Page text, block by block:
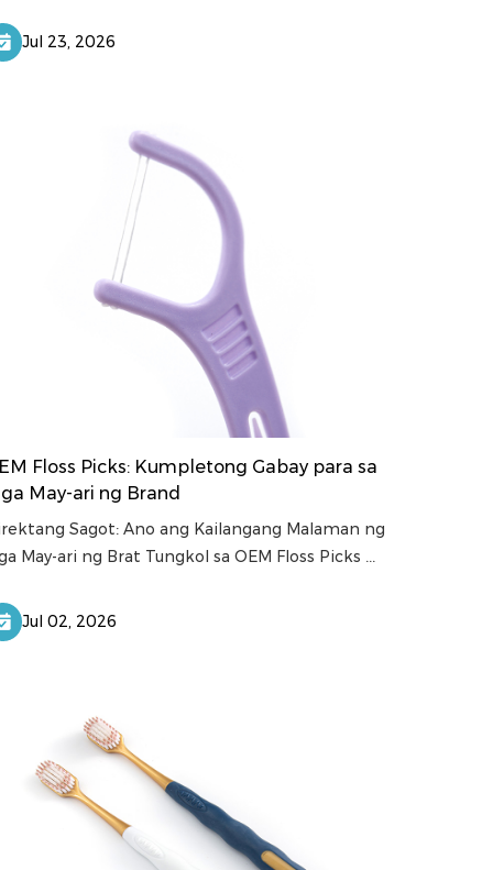
Jul 23, 2026
Floss Picks: Kumpletong Gabay para sa
May-ari ng Brand
Sagot: Ano ang Kailangang Malaman ng
May-ari ng Brat Tungkol sa OEM Floss Picks ...
Jul 02, 2026